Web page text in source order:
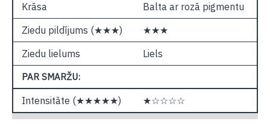
Krāsa
Balta ar rozā pigmentu
Ziedu pildījums (★★★)
★★★
Ziedu lielums
Liels
PAR SMARŽU:
Intensitāte (★★★★★) ★☆☆☆☆